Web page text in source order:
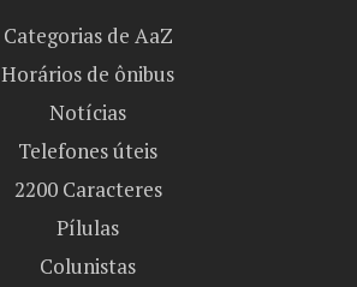
Categorias de AaZ
Horários de ônibus
Notícias
Telefones úteis
2200 Caracteres
Pílulas
Colunistas